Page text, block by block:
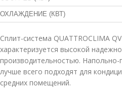
ОХЛАЖДЕНИЕ (КВТ)
Сплит-система QUATTROCLIMA
характеризуется высокой
производительностью.
лучше всего подходят для
средних помещений.